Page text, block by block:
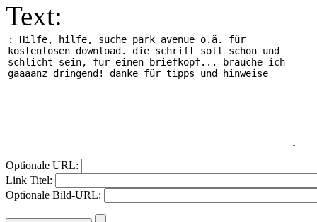
Text:
Optionale URL:
Link Titel:
Optionale Bild-URL: